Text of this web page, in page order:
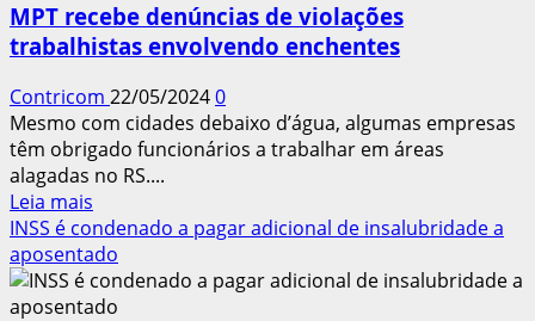
pelo
empregador
MPT recebe denúncias de violações
trabalhistas envolvendo enchentes
Contricom 22/05/20240
Mesmo com cidades debaixo d’água, algumas empresas
têm obrigado funcionários a trabalhar em áreas
alagadas no RS....
Leia mais
mais
sobre
MPT
recebe
INSS é condenado a pagar adicional de insalubridade a
aposentado